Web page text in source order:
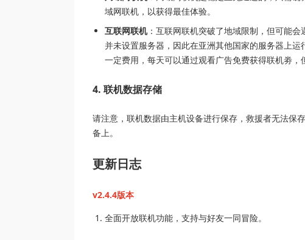
域网联机，以获得最佳体验。
互联网联机：互联网联机突破了地域限制，但可能
并未设置服务器，因此在亚洲其他国家的服务器上
一定费用，每天可以通过观看广告免费获得联机劵，
4. 联机数据存储
请注意，联机数据由主机设备进行保存，救援者无法保
备上。
更新日志
v2.4.4版本
全面开放联机功能，支持与好友一同冒险。